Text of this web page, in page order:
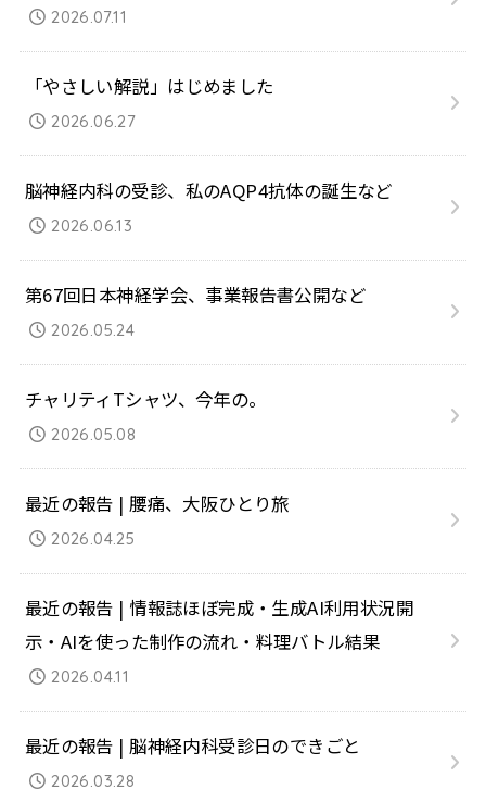
2026.07.11
「やさしい解説」はじめました
2026.06.27
脳神経内科の受診、私のAQP4抗体の誕生など
2026.06.13
第67回日本神経学会、事業報告書公開など
2026.05.24
チャリティTシャツ、今年の。
2026.05.08
最近の報告 | 腰痛、大阪ひとり旅
2026.04.25
最近の報告 | 情報誌ほぼ完成・生成AI利用状況開
示・AIを使った制作の流れ・料理バトル結果
2026.04.11
最近の報告 | 脳神経内科受診日のできごと
2026.03.28